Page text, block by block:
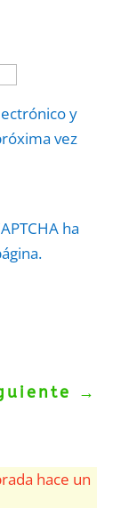
y
vez
ha
→